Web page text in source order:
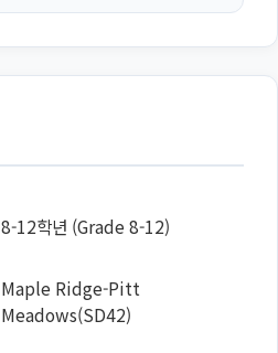
8-12학년 (Grade 8-12)
Maple Ridge-Pitt
Meadows(SD42)